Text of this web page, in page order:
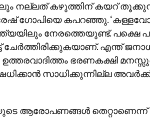
നല്ലത് കഴുത്തിന് കയറ്
ഗോപിയെ കപറഞ്ഞു.
നേരത്തെയുണ്ട്. പക്ഷെ
ചേര്‍ത്തിരിക്കുകയാണ്. എന്ത്
ഭരണകക്ഷി
സാധിക്കുന്നില്ല
ആരോപണങ്ങള്‍